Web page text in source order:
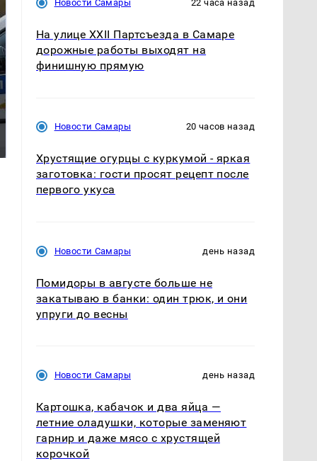
президентов США и
никто не ждал: как
Новости Самары 22 часа назад
На улице XXII Партсъезда в Самаре
дорожные работы выходят на
финишную прямую
Новости Самары 20 часов назад
Хрустящие огурцы с куркумой - яркая
заготовка: гости просят рецепт после
первого укуса
Новости Самары день назад
Помидоры в августе больше не
закатываю в банки: один трюк, и они
упруги до весны
Новости Самары день назад
Картошка, кабачок и два яйца —
летние оладушки, которые заменяют
гарнир и даже мясо с хрустящей
корочкой